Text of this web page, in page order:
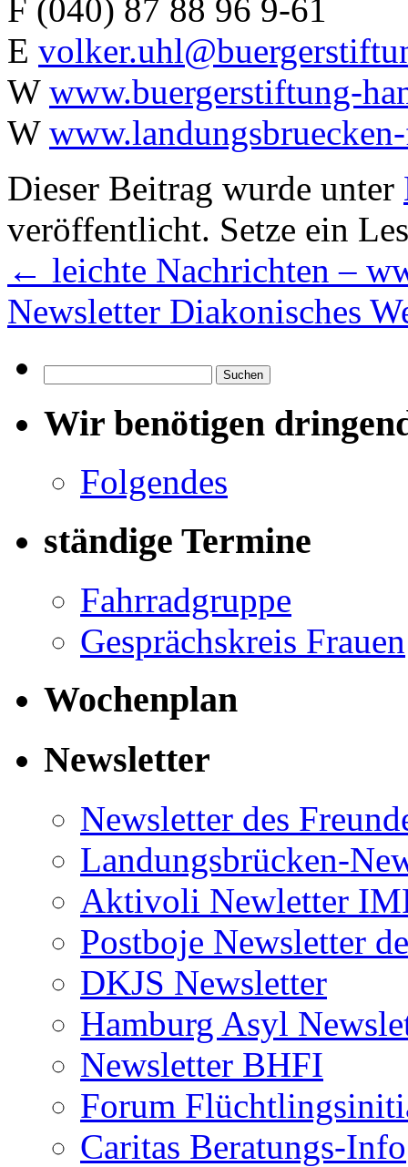
F (040) 87 88 96 9-61
E
W www.buergerstiftung-
W
Dieser Beitrag wurde unter
veröffentlicht. Setze ein
← leichte Nachrichten –
Newsletter Diakonisches
nach:
Wir benötigen
Folgendes
ständige Termine
Fahrradgruppe
Gesprächskreis Frauen
Wochenplan
Newsletter
Newsletter des
Landungsbrücken-
Aktivoli Newletter
Postboje Newsletter
DKJS Newsletter
Hamburg Asyl
Newsletter BHFI
Forum
Caritas Beratungs-Info